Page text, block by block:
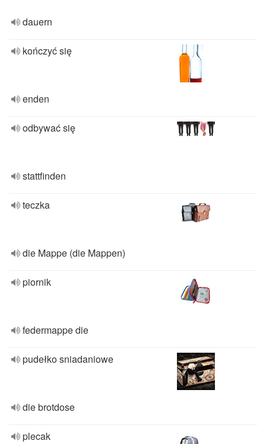
dauern
kończyć się
enden
odbywać się
stattfinden
teczka
die Mappe (die Mappen)
piornik
federmappe die
pudełko sniadaniowe
die brotdose
plecak